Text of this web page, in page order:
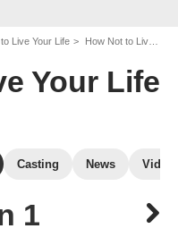
Live Your Life How Not to Live Your Life : Episodes de la saison 1
Your Life
Casting News
1